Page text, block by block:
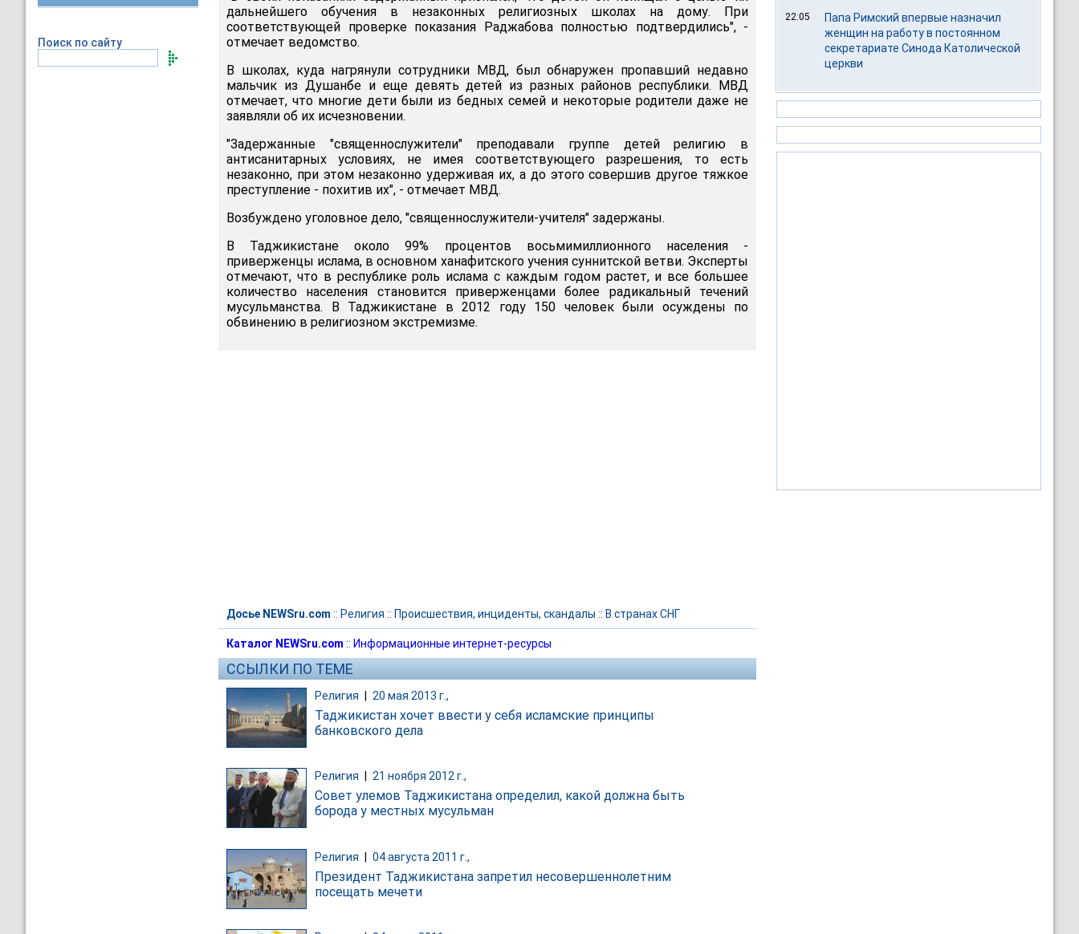
Поиск по сайту
дальнейшего обучения в незаконных религиозных школах на дому. При
соответствующей проверке показания Раджабова полностью подтвердились", -
отмечает ведомство.
В школах, куда нагрянули сотрудники МВД, был обнаружен пропавший недавно
мальчик из Душанбе и еще девять детей из разных районов республики. МВД
отмечает, что многие дети были из бедных семей и некоторые родители даже не
заявляли об их исчезновении.
"Задержанные "священнослужители" преподавали группе детей религию в
антисанитарных условиях, не имея соответствующего разрешения, то есть
незаконно, при этом незаконно удерживая их, а до этого совершив другое тяжкое
преступление - похитив их", - отмечает МВД.
Возбуждено уголовное дело, "священнослужители-учителя" задержаны.
В Таджикистане около 99% процентов восьмимиллионного населения -
приверженцы ислама, в основном ханафитского учения суннитской ветви. Эксперты
отмечают, что в республике роль ислама с каждым годом растет, и все большее
количество населения становится приверженцами более радикальный течений
мусульманства. В Таджикистане в 2012 году 150 человек были осуждены по
обвинению в религиозном экстремизме.
Досье NEWSru.com :: Религия :: Происшествия, инциденты, скандалы :: В странах СНГ
Каталог NEWSru.com :: Информационные интернет-ресурсы
ССЫЛКИ ПО ТЕМЕ
Религия 20 мая 2013 г.,
Таджикистан хочет ввести у себя исламские принципы
банковского дела
Религия 21 ноября 2012 г.,
Совет улемов Таджикистана определил, какой должна быть
борода у местных мусульман
Религия | 04 августа 2011 г.,
Президент Таджикистана запретил несовершеннолетним
посещать мечети
22:05
Папа Римский впервые назначил
женщин на работу в постоянном
секретариате Синода Католической
церкви